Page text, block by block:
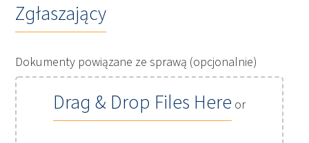
Zgłaszający
Dokumenty powiązane ze sprawą (opcjonalnie)
Drag & Drop Files Here or